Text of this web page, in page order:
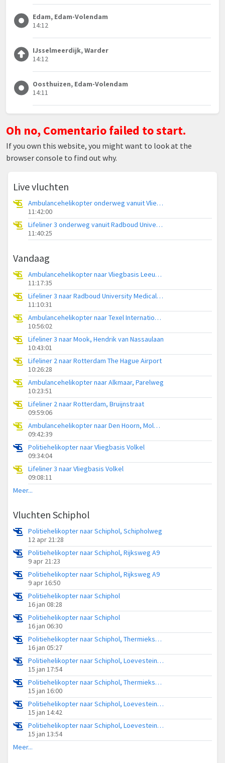
Edam, Edam-Volendam
14:12
IJsselmeerdijk, Warder
14:12
Oosthuizen, Edam-Volendam
14:11
Oh no, Comentario failed to start.
If you own this website, you might want to look at the
browser console to find out why.
Live vluchten
Ambulancehelikopter onderweg vanuit Vliegbasis Leeuwarden
11:42:00
Lifeliner 3 onderweg vanuit Radboud Universitair Medisch Centrum
11:40:25
Vandaag
Ambulancehelikopter naar Vliegbasis Leeuwarden
11:17:35
Lifeliner 3 naar Radboud University Medical Center Heliport
11:10:31
Ambulancehelikopter naar Texel International Airport
10:56:02
Lifeliner 3 naar Mook, Hendrik van Nassaulaan
10:43:01
Lifeliner 2 naar Rotterdam The Hague Airport
10:26:28
Ambulancehelikopter naar Alkmaar, Parelweg
10:23:51
Lifeliner 2 naar Rotterdam, Bruijnstraat
09:59:06
Ambulancehelikopter naar Den Hoorn, Molwerk
09:42:39
Politiehelikopter naar Vliegbasis Volkel
09:34:04
Lifeliner 3 naar Vliegbasis Volkel
09:08:11
Meer...
Vluchten Schiphol
Politiehelikopter naar Schiphol, Schipholweg
12 apr 21:28
Politiehelikopter naar Schiphol, Rijksweg A9
9 apr 21:23
Politiehelikopter naar Schiphol, Rijksweg A9
9 apr 16:50
Politiehelikopter naar Schiphol
16 jan 08:28
Politiehelikopter naar Schiphol
16 jan 06:30
Politiehelikopter naar Schiphol, Thermiekstraat
16 jan 05:27
Politiehelikopter naar Schiphol, Loevesteinse Randweg
15 jan 17:54
Politiehelikopter naar Schiphol, Thermiekstraat
15 jan 16:00
Politiehelikopter naar Schiphol, Loevesteinse Randweg
15 jan 14:42
Politiehelikopter naar Schiphol, Loevesteinse Randweg
15 jan 13:54
Meer...